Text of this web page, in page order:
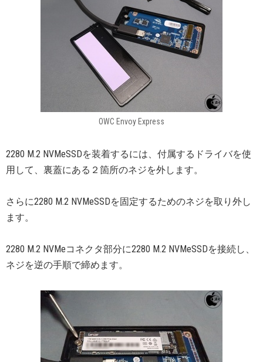
OWC Envoy Express
2280 M.2 NVMeSSDを装着するには、付属するドライバを使
用して、裏蓋にある２箇所のネジを外します。
さらに2280 M.2 NVMeSSDを固定するためのネジを取り外し
ます。
2280 M.2 NVMeコネクタ部分に2280 M.2 NVMeSSDを接続し、
ネジを逆の手順で締めます。